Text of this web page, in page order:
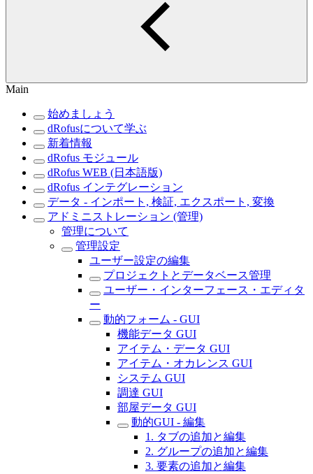
Main
始めましょう
dRofusについて学ぶ
新着情報
dRofus モジュール
dRofus WEB (日本語版)
dRofus インテグレーション
データ - インポート, 検証, エクスポート, 変換
アドミニストレーション (管理)
管理について
管理設定
ユーザー設定の編集
プロジェクトとデータベース管理
ユーザー・インターフェース・エディタ
ー
動的フォーム - GUI
機能データ GUI
アイテム・データ GUI
アイテム・オカレンス GUI
システム GUI
調達 GUI
部屋データ GUI
動的GUI - 編集
1. タブの追加と編集
2. グループの追加と編集
3. 要素の追加と編集